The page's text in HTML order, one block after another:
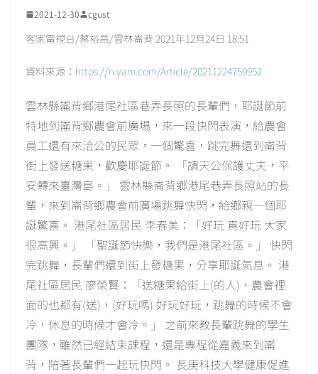
2021-12-30 cgust
客家電視台/蔡裕昌/雲林崙背 2021年12月24日 18:51
資料來源： https://n.yam.com/Article/20211224759952
雲林縣崙背鄉港尾社區巷弄長照的長輩們，耶誕節前
特地到崙背鄉農會前廣場，來一段快閃表演，給農會
員工還有來洽公的民眾，一個驚喜，跳完舞還到崙背
街上發送糖果，歡慶耶誕節。 「請天公保護丈夫，平
安轉來臺灣島。」 雲林縣崙背鄉港尾巷弄長照站的長
輩，來到崙背鄉農會前廣場跳舞快閃，給鄉親一個耶
誕驚喜。 港尾社區居民 李春美：「好玩 真好玩 大家
很高興。」 「聖誕節快樂，我們是港尾社區。」 快閃
完跳舞，長輩們還到街上發糖果，分享耶誕氣息。 港
尾社區居民 廖榮賢：「送糖果給街上(的人)，農會裡
面的也都有(送)，(好玩嗎) 好玩好玩，跳舞的時候不會
冷，休息的時候才會冷。」 之前來教長輩跳舞的學生
團隊，雖然已經結束課程，還是專程從嘉義來到崙
背，陪著長輩們一起玩快閃。 長庚科技大學健康促進